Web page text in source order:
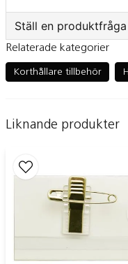
Ställ en produktfråga
Fråga oss något
name
Mejladress
Ja, ni får
Relaterade kategorier
Korthållare tillbehör
Liknande produkter